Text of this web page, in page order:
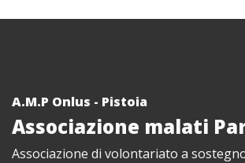
A.M.P Onlus - Pistoia
Associazione malati
Associazione di volontariato a